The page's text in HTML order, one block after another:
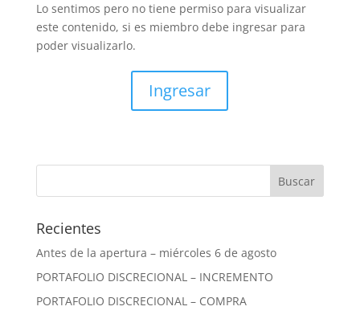
Lo sentimos pero no tiene permiso para visualizar
este contenido, si es miembro debe ingresar para
poder visualizarlo.
Ingresar
Recientes
Antes de la apertura – miércoles 6 de agosto
PORTAFOLIO DISCRECIONAL – INCREMENTO
PORTAFOLIO DISCRECIONAL – COMPRA